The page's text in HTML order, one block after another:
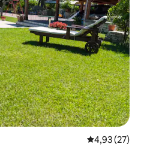
Évaluation
4,93 (27)